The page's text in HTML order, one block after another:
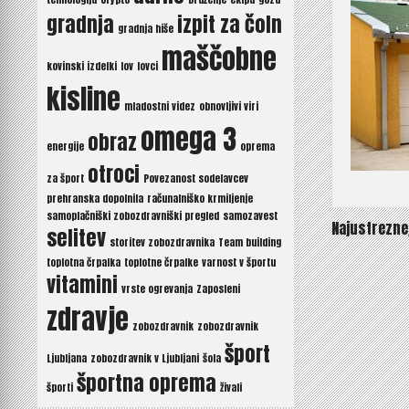
gradnja gradnja hiše izpit za čoln
kovinski izdelki lov lovci maščobne
kisline mladostni videz obnovljivi viri
energije obrazomega 3 oprema
za šport otroci Povezanost sodelavcev
prehranska dopolnila računalniško krmiljenje
samoplačniški zobozdravniški pregled samozavest
selitev storitev zobozdravnika Team building
toplotna črpalka toplotne črpalke varnost v športu
vitamini vrste ogrevanja Zaposleni
zdravje zobozdravnik zobozdravnik
Ljubljana zobozdravnik v Ljubljani šola šport
športi športna oprema živali